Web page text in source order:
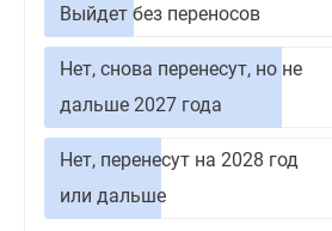
Выйдет без переносов
Нет, снова перенесут, но не
дальше 2027 года
Нет, перенесут на 2028 год
или дальше